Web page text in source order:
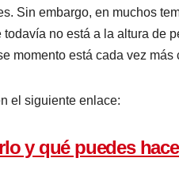
a base de texto, se le
a base de correcciones
la tarea para la
respuestas completas e
similares. Sin embargo,